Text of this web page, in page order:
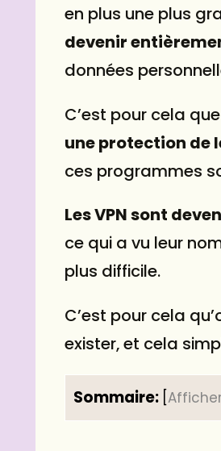
en plus une plus
devenir
données
C’est pour cela
une protection de
ces programmes
Les VPN sont
ce qui a vu leur
plus difficile.
C’est pour cela
exister, et cela
Sommaire: